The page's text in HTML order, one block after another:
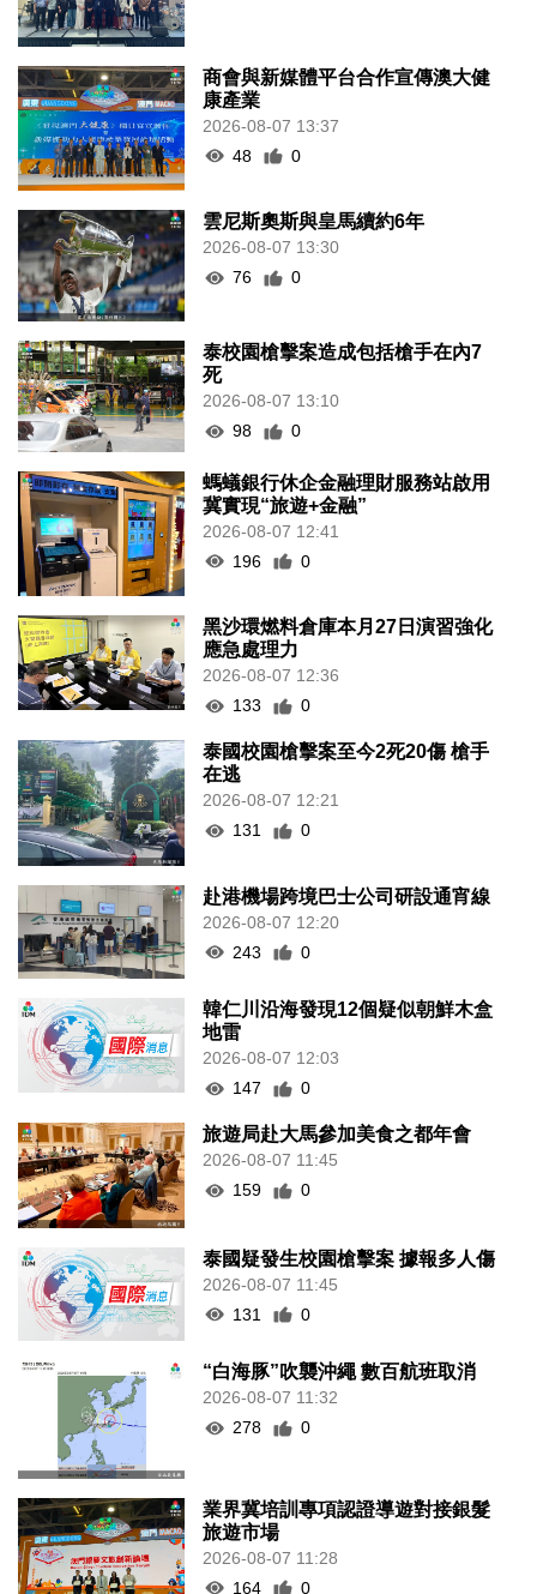
商會與新媒體平台合作宣傳澳大健
康產業
2026-08-07 13:37
48
0
雲尼斯奧斯與皇馬續約6年
2026-08-07 13:30
76
0
泰校園槍擊案造成包括槍手在內7
死
2026-08-07 13:10
98
0
螞蟻銀行休企金融理財服務站啟用
冀實現“旅遊+金融”
2026-08-07 12:41
196
0
黑沙環燃料倉庫本月27日演習強化
應急處理力
2026-08-07 12:36
133
0
泰國校園槍擊案至今2死20傷 槍手
在逃
2026-08-07 12:21
131
0
赴港機場跨境巴士公司研設通宵線
2026-08-07 12:20
243
0
韓仁川沿海發現12個疑似朝鮮木盒
地雷
2026-08-07 12:03
147
0
旅遊局赴大馬參加美食之都年會
2026-08-07 11:45
159
0
泰國疑發生校園槍擊案 據報多人傷
2026-08-07 11:45
131
0
“白海豚”吹襲沖繩 數百航班取消
2026-08-07 11:32
278
0
業界冀培訓專項認證導遊對接銀髮
旅遊市場
2026-08-07 11:28
164
0